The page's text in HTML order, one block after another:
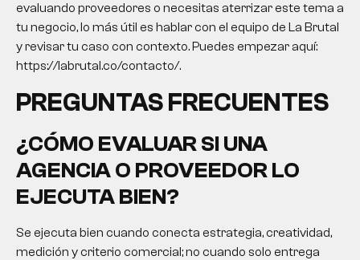
evaluando proveedores o necesitas aterrizar este tema a
tu negocio, lo más útil es hablar con el equipo de La Brutal
y revisar tu caso con contexto. Puedes empezar aquí:
https://labrutal.co/contacto/.
PREGUNTAS FRECUENTES
¿CÓMO EVALUAR SI UNA
AGENCIA O PROVEEDOR LO
EJECUTA BIEN?
Se ejecuta bien cuando conecta estrategia, creatividad,
medición y criterio comercial; no cuando solo entrega